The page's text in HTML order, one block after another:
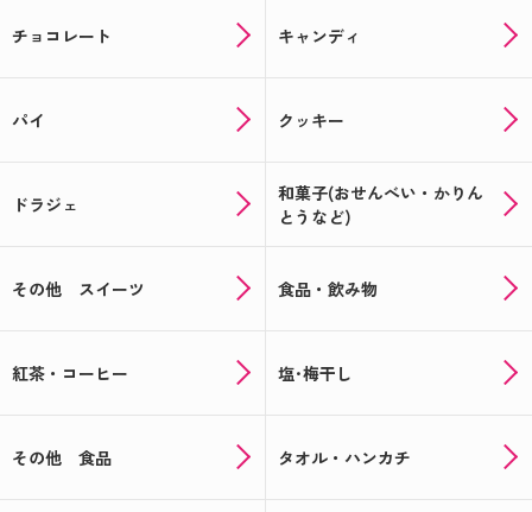
チョコレート キャンディ
パイ クッキー
ドラジェ
和菓子(おせんべい・かりん
とうなど)
その他 スイーツ 食品・飲み物
紅茶・コーヒー 塩･梅干し
その他 食品 タオル・ハンカチ